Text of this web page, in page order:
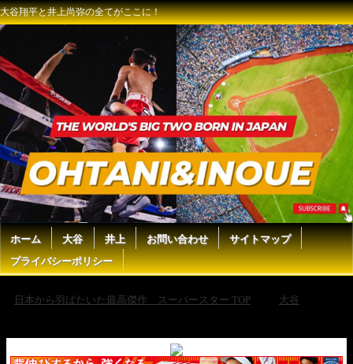
大谷翔平と井上尚弥の全てがここに！
ホーム 大谷 井上 お問い合わせ
サイトマップ
プライバシーポリシー
日本から羽ばたいた最高傑作 スーパースター TOP 大谷